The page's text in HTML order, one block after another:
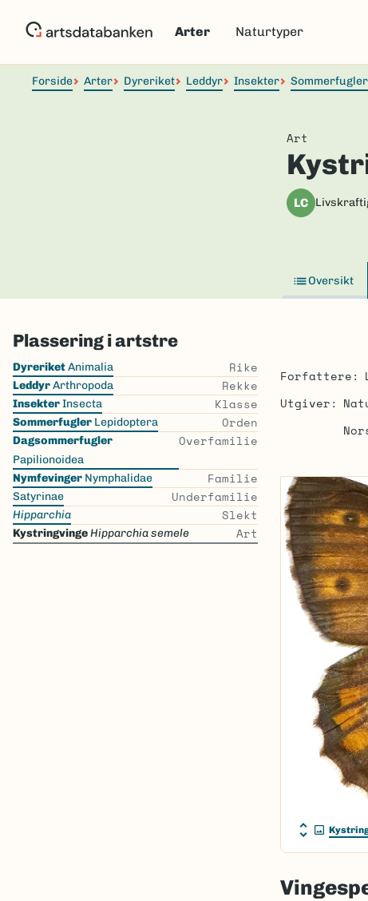
Arter Naturtyper
Forside Arter Dyreriket Leddyr Insekter Sommerfugler
Art
LC
Oversikt
Plassering i artstre
Skip
the
list
DyreriketAnimalia Rike
LeddyrArthropoda Rekke
InsekterInsecta Klasse
Sommerfugler Lepidoptera Orden
Dagsommerfugler
Papilionoidea
Overfamilie
Nymfevinger Nymphalidae Familie
Satyrinae Underfamilie
Hipparchia Slekt
KystringvingeHipparchia semele Art
Forfattere
Utgiver